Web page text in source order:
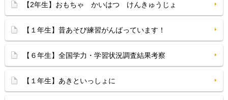
【2年生】おもちゃ かいはつ けんきゅうじょ
【１年生】昔あそび練習がんばっています！
【６年生】全国学力・学習状況調査結果考察
【１年生】あきといっしょに